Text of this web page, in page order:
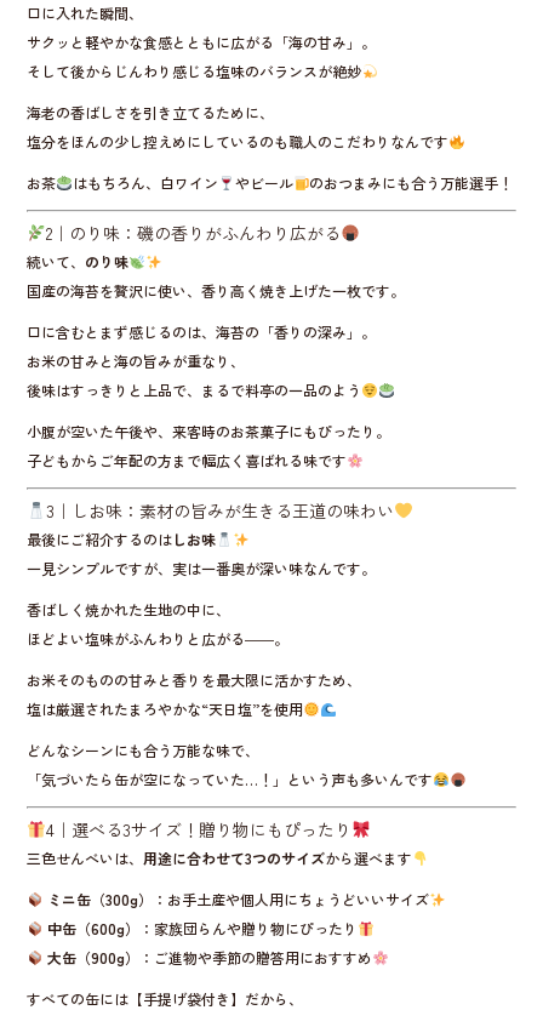
口に入れた瞬間、
サクッと軽やかな食感とともに広がる「海の甘み」。
そして後からじんわり感じる塩味のバランスが絶妙
海老の香ばしさを引き立てるために、
塩分をほんの少し控えめにしているのも職人のこだわりなんです
お茶
はもちろん、白ワイン やビール のおつまみにも合う万能選手！
2｜のり味：磯の香りがふんわり広がる
続いて、 のり味
国産の海苔を贅沢に使い、香り高く焼き上げた一枚です。
口に含むとまず感じるのは、海苔の「香りの深み」。
お米の甘みと海の旨みが重なり、
後味はすっきりと上品で、まるで料亭の一品のよう
小腹が空いた午後や、来客時のお茶菓子にもぴったり。
子どもからご年配の方まで幅広く喜ばれる味です
3｜しお味：素材の旨みが生きる王道の味わい
最後にご紹介するのはしお味
一見シンプルですが、実は一番奥が深い味なんです。
香ばしく焼かれた生地の中に、
ほどよい塩味がふんわりと広がる――。
お米そのものの甘みと香りを最大限に活かすため、
塩は厳選されたまろやかな“天日塩”を使用
どんなシーンにも合う万能な味で、
「気づいたら缶が空になっていた…！」という声も多いんです
4｜選べる3サイズ！贈り物にもぴったり
三色せんべいは、 用途に合わせて3つのサイズから選べます
ミニ缶（300g）
：お手土産や個人用にちょうどいいサイズ
中缶（600g）
：家族団らんや贈り物にぴったり
大缶（900g）
：ご進物や季節の贈答用におすすめ
すべての缶には【手提げ袋付き】だから、